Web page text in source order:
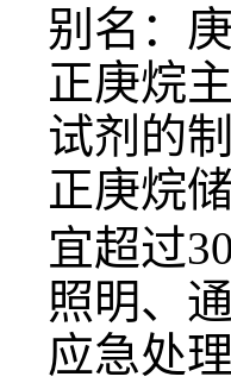
别名：
正庚烷
试剂的
正庚烷
宜超过
照明、
应急处